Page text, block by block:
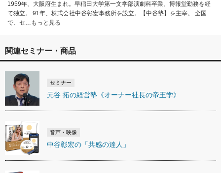
1959年、大阪府生まれ。早稲田大学第一文学部演劇科卒業。博報堂勤務を経
て独立。 91年、株式会社中谷彰宏事務所を設立。【中谷塾】を主宰。 全国
で、セ…もっと見る
関連セミナー・商品
セミナー
元谷 拓の経営塾《オーナー社長の帝王学》
音声・映像
中谷彰宏の「共感の達人」